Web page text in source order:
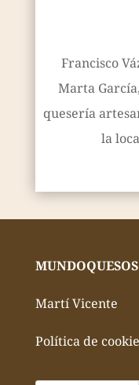
Francisco
Marta
quesería
la
Martí Vicente
Política de